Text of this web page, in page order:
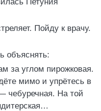
Пойду к врачу.
объяснять:
за углом пирожковая.
мимо и упрётесь в
чебуречная. На той